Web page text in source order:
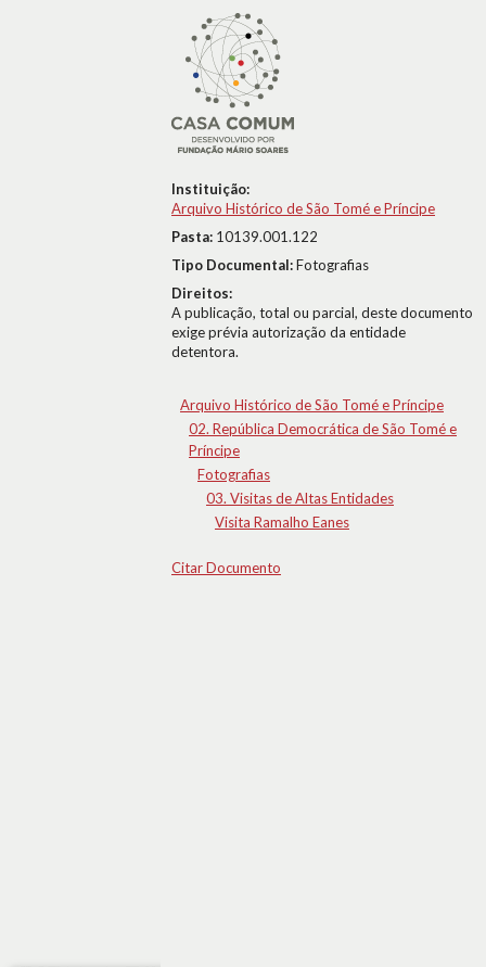
Instituição:
Arquivo Histórico de São Tomé e Príncipe
Pasta: 10139.001.122
Tipo Documental:Fotografias
Direitos:
A publicação, total ou parcial, deste documento
exige prévia autorização da entidade
detentora.
Arquivo Histórico de São Tomé e Príncipe
02. República Democrática de São Tomé e
Príncipe
Fotografias
03. Visitas de Altas Entidades
Visita Ramalho Eanes
Citar Documento